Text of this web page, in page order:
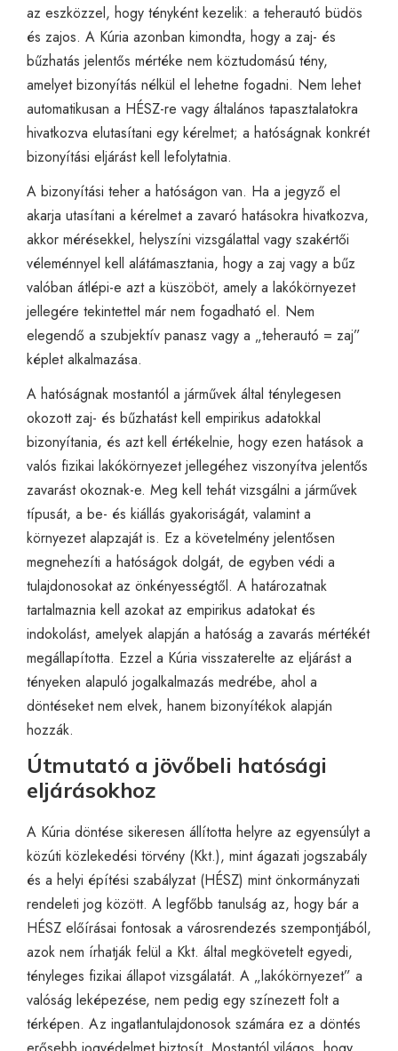
az eszközzel, hogy tényként kezelik: a teherautó büdös
és zajos. A Kúria azonban kimondta, hogy a zaj- és
bűzhatás jelentős mértéke nem köztudomású tény,
amelyet bizonyítás nélkül el lehetne fogadni. Nem lehet
automatikusan a HÉSZ-re vagy általános tapasztalatokra
hivatkozva elutasítani egy kérelmet; a hatóságnak konkrét
bizonyítási eljárást kell lefolytatnia.
A bizonyítási teher a hatóságon van. Ha a jegyző el
akarja utasítani a kérelmet a zavaró hatásokra hivatkozva,
akkor mérésekkel, helyszíni vizsgálattal vagy szakértői
véleménnyel kell alátámasztania, hogy a zaj vagy a bűz
valóban átlépi-e azt a küszöböt, amely a lakókörnyezet
jellegére tekintettel már nem fogadható el. Nem
elegendő a szubjektív panasz vagy a „teherautó = zaj”
képlet alkalmazása.
A hatóságnak mostantól a járművek által ténylegesen
okozott zaj- és bűzhatást kell empirikus adatokkal
bizonyítania, és azt kell értékelnie, hogy ezen hatások a
valós fizikai lakókörnyezet jellegéhez viszonyítva jelentős
zavarást okoznak-e. Meg kell tehát vizsgálni a járművek
típusát, a be- és kiállás gyakoriságát, valamint a
környezet alapzaját is. Ez a követelmény jelentősen
megnehezíti a hatóságok dolgát, de egyben védi a
tulajdonosokat az önkényességtől. A határozatnak
tartalmaznia kell azokat az empirikus adatokat és
indokolást, amelyek alapján a hatóság a zavarás mértékét
megállapította. Ezzel a Kúria visszaterelte az eljárást a
tényeken alapuló jogalkalmazás medrébe, ahol a
döntéseket nem elvek, hanem bizonyítékok alapján
hozzák.
Útmutató a jövőbeli hatósági
eljárásokhoz
A Kúria döntése sikeresen állította helyre az egyensúlyt a
közúti közlekedési törvény (Kkt.), mint ágazati jogszabály
és a helyi építési szabályzat (HÉSZ) mint önkormányzati
rendeleti jog között. A legfőbb tanulság az, hogy bár a
HÉSZ előírásai fontosak a városrendezés szempontjából,
azok nem írhatják felül a Kkt. által megkövetelt egyedi,
tényleges fizikai állapot vizsgálatát. A „lakókörnyezet” a
valóság leképezése, nem pedig egy színezett folt a
térképen. Az ingatlantulajdonosok számára ez a döntés